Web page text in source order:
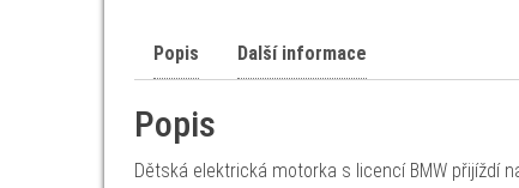
Popis Další informace
Popis
Dětská elektrická motorka s licencí BMW přijíždí